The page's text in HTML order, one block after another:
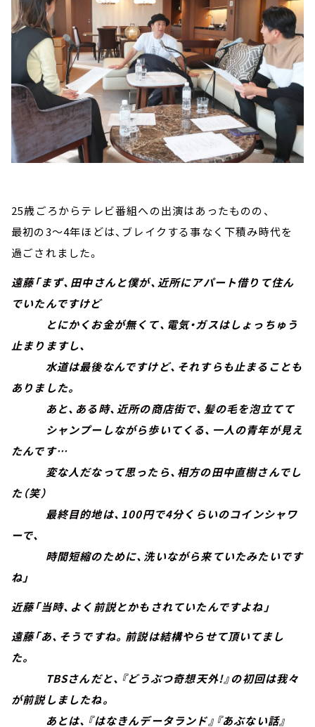
25歳ごろからテレビ番組への出演はあったものの、
最初の3～4年ほどは、ブレイクする事なく下積み時代を
過ごされました。
遠藤「まず、田中さんと僕が、近所にアパート借りて住ん
でいたんですけど
とにかくお金が無くて、電気・ガスはしょっちゅう
止まりますし、
水道は最後なんですけど、それすらも止まることも
ありました。
あと、ある時、近所の商店街で、髪の毛を泡立てて
シャンプーしながら歩いてくる、一人の青年が見え
たんです…
変な人だなって思ったら、相方の田中直樹さんでし
た（笑）
最終目的地は、100円で4分くらいのコインシャワ
ーで、
時間短縮のために、洗いながら来ていたみたいです
ね」
近藤「当時、よく前説とかもされていたんですよね」
遠藤「あ、そうですね。前説は結構やらせて頂いてまし
た。
TBSさんだと、『どうぶつ奇想天外!』の初回は我々
が前説しましたね。
あとは、『はなきんデータランド』『あぶない話』